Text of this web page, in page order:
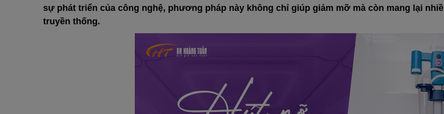
sự phát triển của công nghệ, phương pháp này không chỉ giúp giảm mỡ mà còn mang lại
truyền thống.